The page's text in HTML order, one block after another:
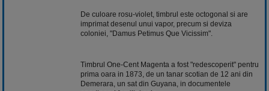
De culoare rosu-violet, timbrul este octogonal si are
imprimat desenul unui vapor, precum si deviza
coloniei, "Damus Petimus Que Vicissim".
Timbrul One-Cent Magenta a fost "redescoperit" pentru
prima oara in 1873, de un tanar scotian de 12 ani din
Demerara, un sat din Guyana, in documentele